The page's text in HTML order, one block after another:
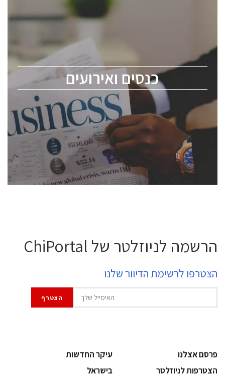
כנסים ואירועים
כנסים ואירועים
לכל העוסקים בתעשיית הסמיקונדקטור כולל מהנדסים,
ChipEx2026 will be held on May 12-13, 2026. The
conference is intended for everyone involved in the
semiconductor industry, including engineers,
professional experts, and senior executives.
לחץ לפרטים
הרשמה לניוזלטר של ChiPortal
הצטרפו לרשימת הדיוור שלנו
פרסם אצלנו
עיקר החדשות
הצטרפות לניוזלטר
בישראל